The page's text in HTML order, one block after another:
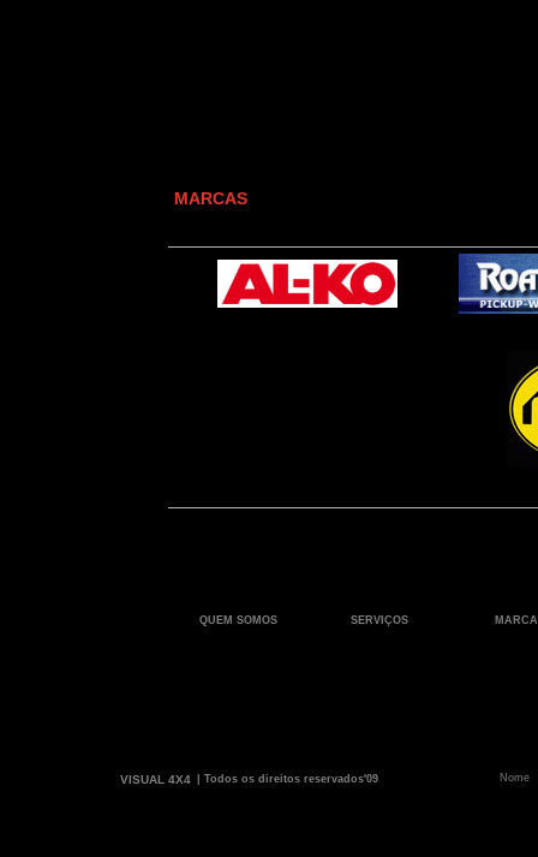
MARCAS
QUEM SOMOS SERVIÇOS
VISUAL 4X4 | Todos os direitos reservados'09